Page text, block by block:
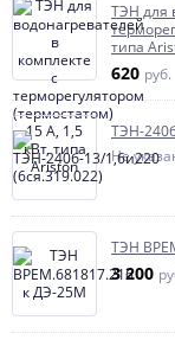
ТЭН для
типа
620 руб.
ТЭН-
Не
ТЭН
3 200